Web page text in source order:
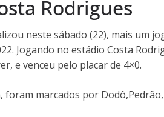
Rodrigues
neste sábado (22), mais um
Jogando no estádio Costa
e venceu pelo placar de 4×0.
foram marcados por